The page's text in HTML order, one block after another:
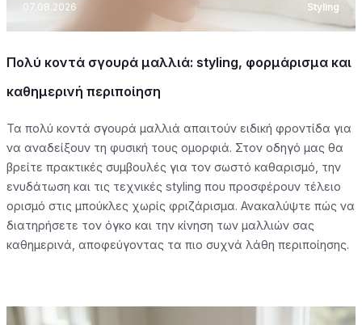
07.08.2026 Styling
Πολύ κοντά σγουρά μαλλιά: styling, φορμάρισμα και
καθημερινή περιποίηση
Τα πολύ κοντά σγουρά μαλλιά απαιτούν ειδική φροντίδα για
να αναδείξουν τη φυσική τους ομορφιά. Στον οδηγό μας θα
βρείτε πρακτικές συμβουλές για τον σωστό καθαρισμό, την
ενυδάτωση και τις τεχνικές styling που προσφέρουν τέλειο
ορισμό στις μπούκλες χωρίς φριζάρισμα. Ανακαλύψτε πώς να
διατηρήσετε τον όγκο και την κίνηση των μαλλιών σας
καθημερινά, αποφεύγοντας τα πιο συχνά λάθη περιποίησης.